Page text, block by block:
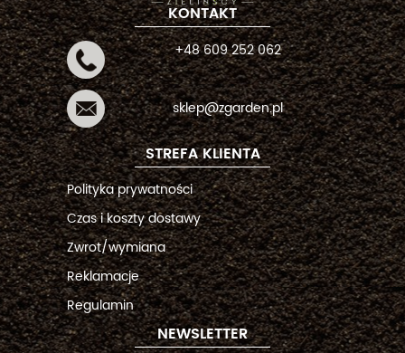
KONTAKT
+48 609 252 062
sklep@zgarden.pl
STREFA KLIENTA
Polityka prywatności
Czas i koszty dostawy
Zwrot/wymiana
Reklamacje
Regulamin
NEWSLETTER